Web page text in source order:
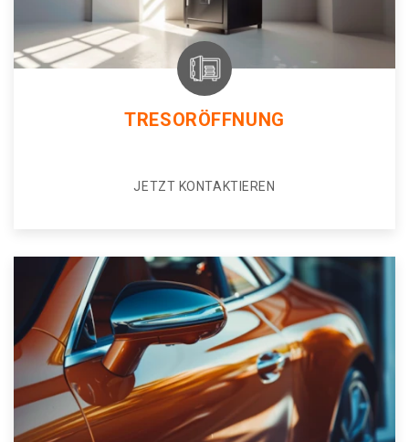
TRESORÖFFNUNG
JETZT KONTAKTIEREN